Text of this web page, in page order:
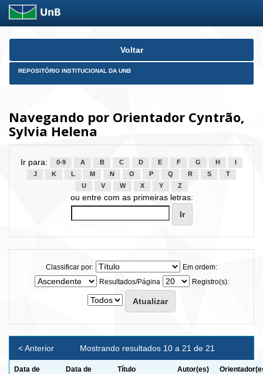
Skip
Voltar
REPOSITÓRIO INSTITUCIONAL DA UNB
Navegando por Orientador Cyntrão,
Sylvia Helena
Ir para: 0-9 A B C D E F G H
J
K L M N O P Q R S
T
U
V W X Y Z
ou entre com as primeiras letras:
Classificar por:
Em ordem:
Resultados/Página
Registro(s):
Mostrando resultados 10 a 21 de 21
< Anterior
Data de
Data de
Título Autor(es)